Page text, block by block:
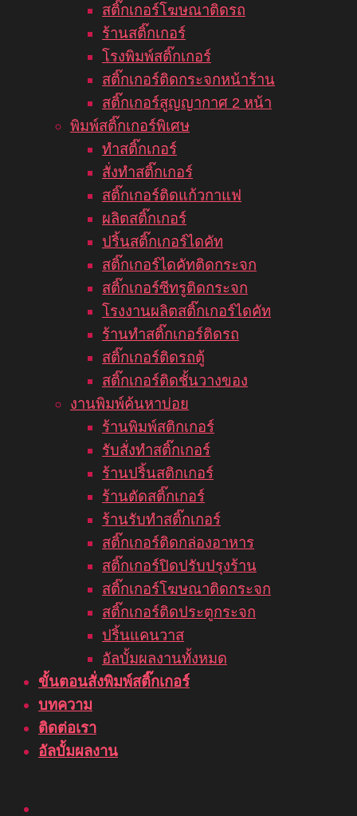
สติ๊กเกอร์โฆษณาติดรถ
ร้านสติ๊กเกอร์
โรงพิมพ์สติ๊กเกอร์
สติ๊กเกอร์ติดกระจกหน้าร้าน
สติ๊กเกอร์สูญญากาศ 2 หน้า
พิมพ์สติ๊กเกอร์พิเศษ
ทำสติ๊กเกอร์
สั่งทำสติ๊กเกอร์
สติ๊กเกอร์ติดแก้วกาแฟ
ผลิตสติ๊กเกอร์
ปริ้นสติ๊กเกอร์ไดคัท
สติ๊กเกอร์ไดคัทติดกระจก
สติ๊กเกอร์ซีทรูติดกระจก
โรงงานผลิตสติ๊กเกอร์ไดคัท
ร้านทำสติ๊กเกอร์ติดรถ
สติ๊กเกอร์ติดรถตู้
สติ๊กเกอร์ติดชั้นวางของ
งานพิมพ์ค้นหาบ่อย
ร้านพิมพ์สติกเกอร์
รับสั่งทำสติ๊กเกอร์
ร้านปริ้นสติกเกอร์
ร้านตัดสติ๊กเกอร์
ร้านรับทำสติ๊กเกอร์
สติ๊กเกอร์ติดกล่องอาหาร
สติ๊กเกอร์ปิดปรับปรุงร้าน
สติ๊กเกอร์โฆษณาติดกระจก
สติ๊กเกอร์ติดประตูกระจก
ปริ้นแคนวาส
อัลบั้มผลงานทั้งหมด
ขั้นตอนสั่งพิมพ์สติ๊กเกอร์
บทความ
ติดต่อเรา
อัลบั้มผลงาน